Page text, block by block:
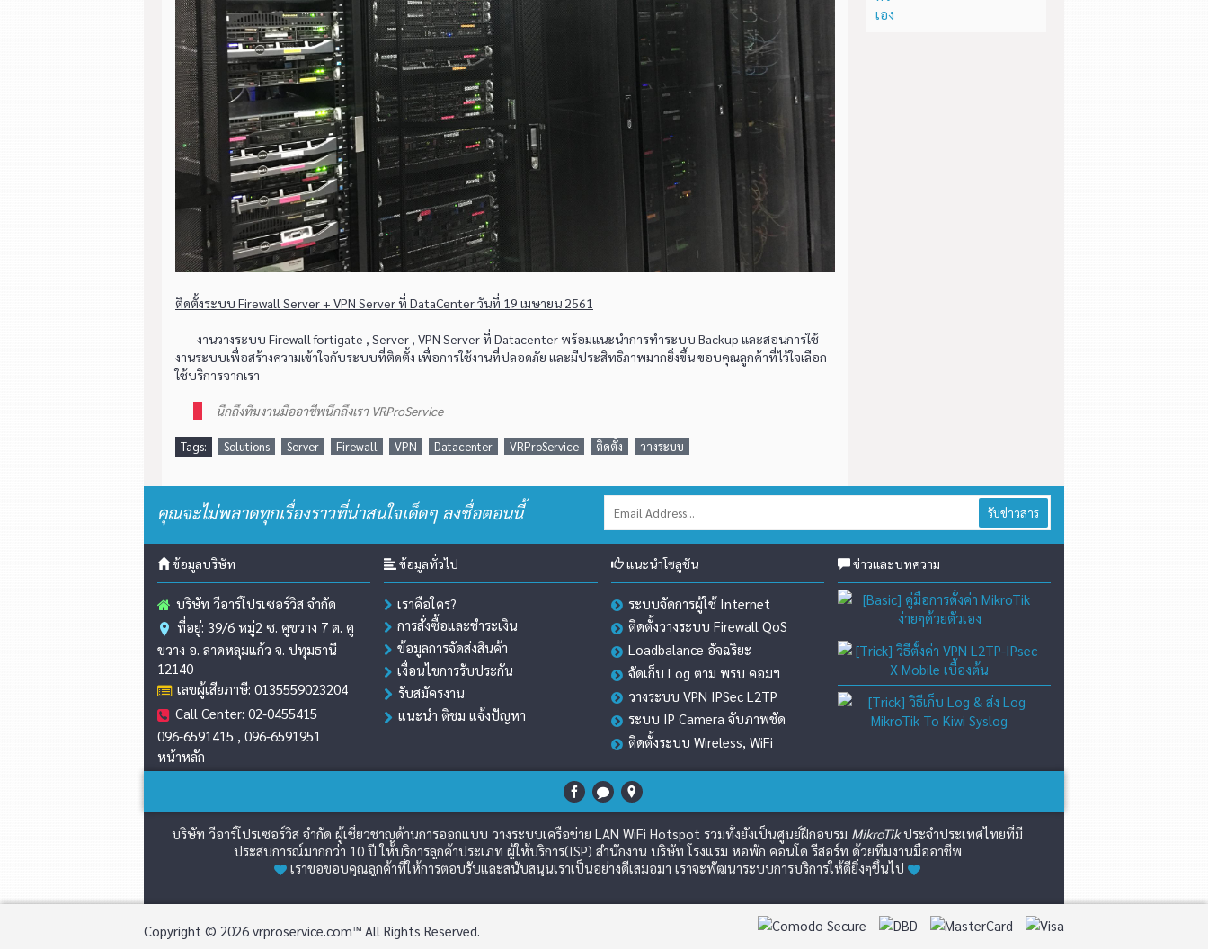
ติดตั้งระบบ Firewall Server + VPN Server ที่ DataCenter วันที่ 19 เมษายน 2561
งานวางระบบ Firewall fortigate , Server , VPN Server ที่ Datacenter พร้อมแนะนำการทำระบบ Backup และสอนการใช้
งานระบบเพื่อสร้างความเข้าใจกับระบบที่ติดตั้ง เพื่อการใช้งานที่ปลอดภัย และมีประสิทธิภาพมากยิ่งขึ้น ขอบคุณลูกค้าที่ไว้ใจเลือก
ใช้บริการจากเรา
นึกถึงทีมงานมืออาชีพนึกถึงเรา VRProService
Tags: Solutions Server Firewall VPN Datacenter VRProService ติดตั้ง วางระบบ
คุณจะไม่พลาดทุกเรื่องราวที่น่าสนใจเด็ดๆ ลงชื่อตอนนี้ รับข่าวสาร
ข้อมูลบริษัท
บริษัท วีอาร์โปรเซอร์วิส จำกัด
ที่อยู่: 39/6 หมู่2 ซ. คูขวาง 7 ต. คู
ขวาง อ. ลาดหลุมแก้ว จ. ปทุมธานี
12140
เลขผู้เสียภาษี: 0135559023204
Call Center: 02-0455415
096-6591415 , 096-6591951
หน้าหลัก
ข้อมูลทั่วไป
เราคือใคร?
การสั่งซื้อและชำระเงิน
ข้อมูลการจัดส่งสินค้า
เงื่อนไขการรับประกัน
รับสมัครงาน
แนะนำ ติชม แจ้งปัญหา
แนะนำโซลูชัน
ระบบจัดการผู้ใช้ Internet
ติดตั้งวางระบบ Firewall QoS
Loadbalance อัจฉริยะ
จัดเก็บ Log ตาม พรบ คอมฯ
วางระบบ VPN IPSec L2TP
ระบบ IP Camera จับภาพชัด
ติดตั้งระบบ Wireless, WiFi
ข่าวและบทความ
บริษัท วีอาร์โปรเซอร์วิส จำกัด ผู้เชี่ยวชาญด้านการออกแบบ วางระบบเครือข่าย LAN WiFi Hotspot รวมทั้งยังเป็นศูนย์ฝึกอบรม MikroTikประจำประเทศไทยที่มี
ประสบการณ์มากกว่า 10 ปี ให้บริการลูกค้าประเภท ผู้ให้บริการ(ISP) สำนักงาน บริษัท โรงแรม หอพัก คอนโด รีสอร์ท ด้วยทีมงานมืออาชีพ
เราขอขอบคุณลูกค้าที่ให้การตอบรับและสนับสนุนเราเป็นอย่างดีเสมอมา เราจะพัฒนาระบบการบริการให้ดียิ่งๆขึ้นไป
Copyright © 2026 vrproservice.com™ All Rights Reserved.